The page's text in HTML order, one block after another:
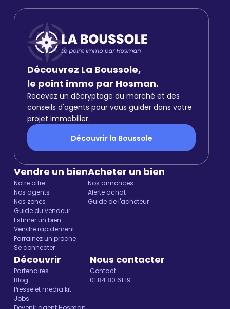
Découvrez La Boussole,
le point immo par Hosman.
Recevez un décryptage du marché et des
conseils d'agents pour vous guider dans votre
projet immobilier.
Découvrir la Boussole
Vendre un bien
Notre offre
Nos agents
Nos zones
Guide du vendeur
Estimer un bien
Vendre rapidement
Parrainez un proche
Se connecter
Acheter un bien
Nos annonces
Alerte achat
Guide de l'acheteur
Découvrir
Partenaires
Blog
Presse et media kit
Jobs
Nous contacter
Contact
01 84 80 61 19